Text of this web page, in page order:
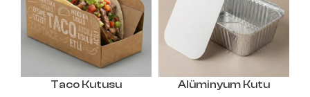
Taco Kutusu Alüminyum Kutu